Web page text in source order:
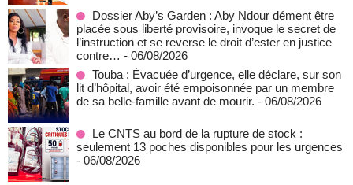
Dossier Aby’s Garden : Aby Ndour dément être
placée sous liberté provisoire, invoque le secret de
l’instruction et se reverse le droit d’ester en justice
contre… - 06/08/2026
Touba : Évacuée d’urgence, elle déclare, sur son
lit d’hôpital, avoir été empoisonnée par un membre
de sa belle-famille avant de mourir. - 06/08/2026
Le CNTS au bord de la rupture de stock :
seulement 13 poches disponibles pour les urgences
- 06/08/2026